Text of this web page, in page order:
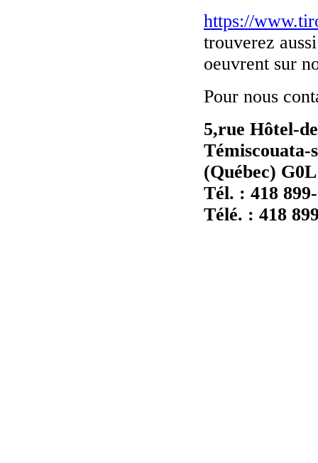
https://
trouverez
oeuvrent sur
Pour nous
5,rue Hôtel-
Témiscouata-
(Québec)
Tél. : 418
Télé. : 418